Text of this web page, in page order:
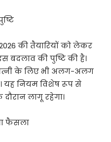
की तैयारियों को लेकर
बदलाव की पुष्टि की है।
के लिए भी अलग-अलग
यह नियम विशेष रूप से
लागू रहेगा।
फैसला